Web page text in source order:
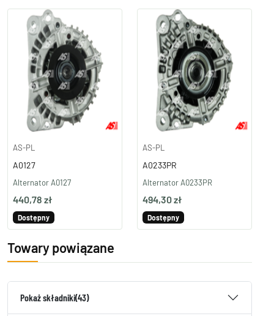
AS-PL
A0127
Alternator A0127
440,78 zł
Dostępny
AS-PL
A0233PR
Alternator A0233PR
494,30 zł
Dostępny
Towary powiązane
Pokaż składniki(43)